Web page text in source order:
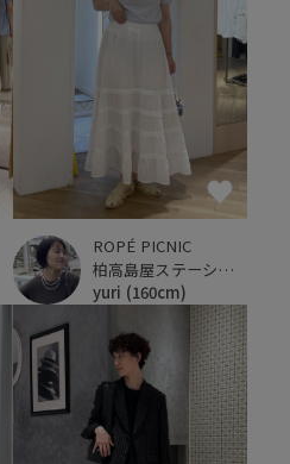
ROPÉ PICNIC
柏高島屋ステーションモール
yuri (160cm)